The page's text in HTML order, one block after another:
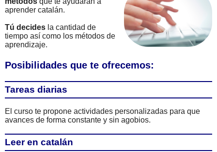
aprender catalán.
Tú decides la cantidad de
tiempo así como los métodos de
aprendizaje.
Posibilidades que te ofrecemos:
Tareas diarias
El curso te propone actividades personalizadas para que
avances de forma constante y sin agobios.
Leer en catalán